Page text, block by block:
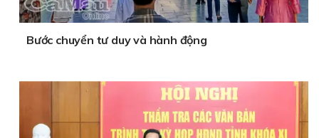
Bước chuyển tư duy và hành động